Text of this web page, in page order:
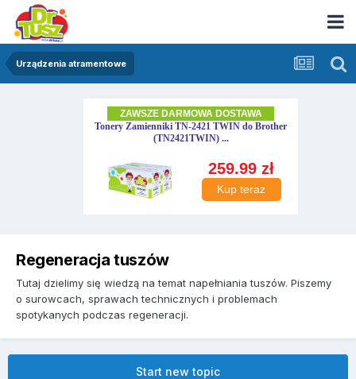
Urządzenia atramentowe
Regeneracja tuszów
Tutaj dzielimy się wiedzą na temat napełniania tuszów. Piszemy
o surowcach, sprawach technicznych i problemach
spotykanych podczas regeneracji.
Start new topic